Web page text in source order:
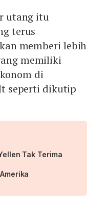
utang itu
terus
memberi lebih
memiliki
di
seperti dikutip
Tak Terima